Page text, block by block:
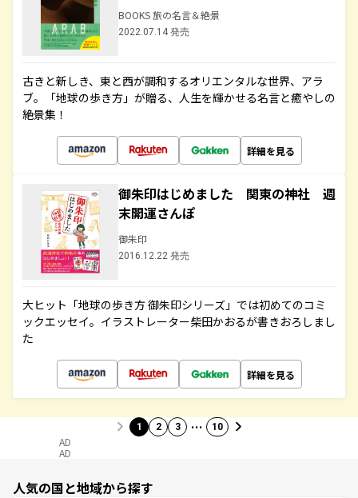
BOOKS 旅の名言＆絶景
2022.07.14 発売
古きと新しき、東と西が調和するオリエンタルな世界、アラ
ブ。「地球の歩き方」が贈る、人生を輝かせる名言と癒やしの
絶景集！
詳細を見る
御朱印はじめました 関東の神社 週
末開運さんぽ
御朱印
2016.12.22 発売
大ヒット「地球の歩き方 御朱印シリーズ」では初めてのコミ
ックエッセイ。イラストレーター柴田かおるが書きおろしまし
た
詳細を見る
1 2 3 … 10
AD
AD
人気の国と地域から探す